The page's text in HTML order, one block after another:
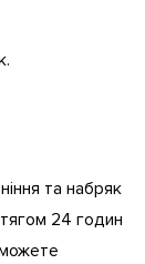
та набряк
24 годин